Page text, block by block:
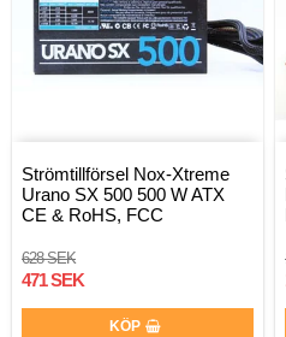
Strömtillförsel Nox-Xtreme
Urano SX 500 500 W ATX
CE & RoHS, FCC
628 SEK
471 SEK
KÖP